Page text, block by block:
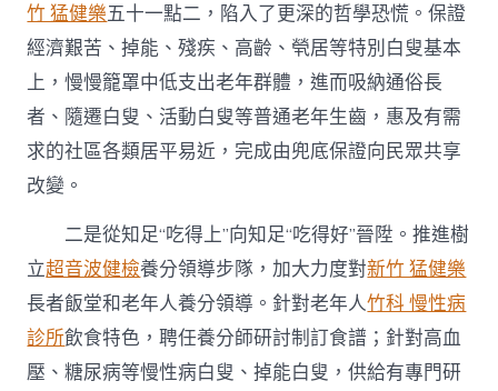
竹 猛健樂五十一點二，陷入了更深的哲學恐慌。保證
經濟艱苦、掉能、殘疾、高齡、煢居等特別白叟基本
上，慢慢籠罩中低支出老年群體，進而吸納通俗長
者、隨遷白叟、活動白叟等普通老年生齒，惠及有需
求的社區各類居平易近，完成由兜底保證向民眾共享
改變。
二是從知足“吃得上”向知足“吃得好”晉陞。推進樹
立超音波健檢養分領導步隊，加大力度對新竹 猛健樂
長者飯堂和老年人養分領導。針對老年人竹科 慢性病
診所飲食特色，聘任養分師研討制訂食譜；針對高血
壓、糖尿病等慢性病白叟、掉能白叟，供給有專門研